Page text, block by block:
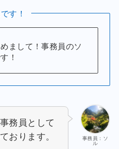
す！
まして！事務員のソ
！
事務員：ソ
ル
務員として
おります。